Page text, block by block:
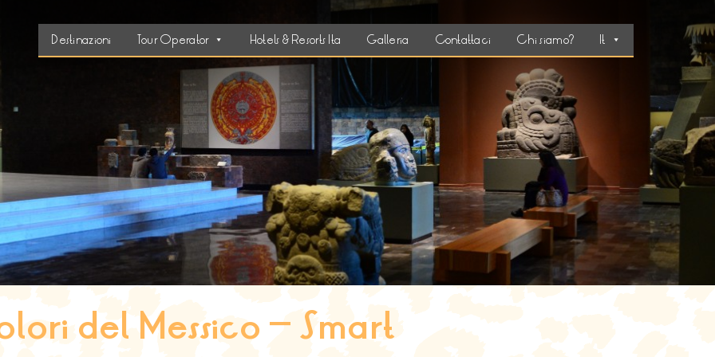
Destinazioni Tour Operator Hotels & Resorts Ita Galleria Contattaci Chi siamo? It
del Messico – Smart